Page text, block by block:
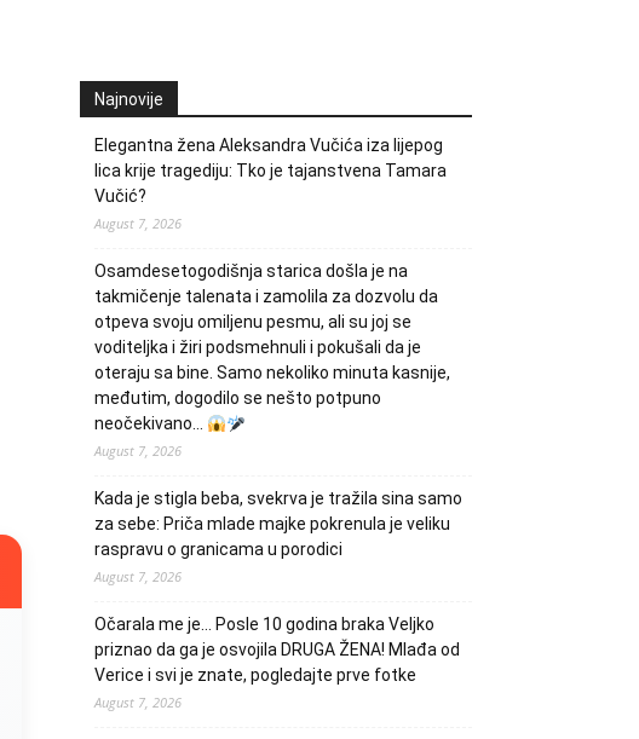
Najnovije
Elegantna žena Aleksandra Vučića iza lijepog
lica krije tragediju: Tko je tajanstvena Tamara
Vučić?
August 7, 2026
Osamdesetogodišnja starica došla je na
takmičenje talenata i zamolila za dozvolu da
otpeva svoju omiljenu pesmu, ali su joj se
voditeljka i žiri podsmehnuli i pokušali da je
oteraju sa bine. Samo nekoliko minuta kasnije,
međutim, dogodilo se nešto potpuno
neočekivano…
August 7, 2026
Kada je stigla beba, svekrva je tražila sina samo
za sebe: Priča mlade majke pokrenula je veliku
raspravu o granicama u porodici
August 7, 2026
Očarala me je… Posle 10 godina braka Veljko
priznao da ga je osvojila DRUGA ŽENA! Mlađa od
Verice i svi je znate, pogledajte prve fotke
August 7, 2026